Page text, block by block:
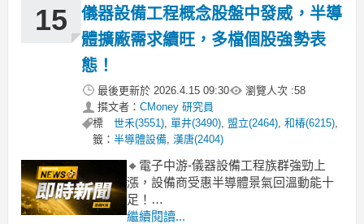
需求升溫。市場
15
儀器設備工程概念股盤中發威，半導
體擴廠需求續旺，多檔個股強勢表
態！
最後更新於 2026.4.15 09:30 瀏覽人次 :58
撰文者： CMoney 研究員
標
籤：
世禾(3551),單井(3490), 盟立(2464),和椿(6215),
半導體設備,漢唐(2404)
🔸電子中游-儀器設備工程族群強勁上
漲，設備商受惠半導體景氣回溫動能十
足！
今天盤中，電子中游儀器設備工程類股
繼續閱讀...